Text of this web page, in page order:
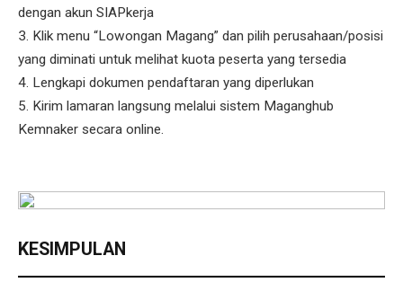
dengan akun SIAPkerja
3. Klik menu “Lowongan Magang” dan pilih perusahaan/posisi
yang diminati untuk melihat kuota peserta yang tersedia
4. Lengkapi dokumen pendaftaran yang diperlukan
5. Kirim lamaran langsung melalui sistem Maganghub
Kemnaker secara online.
KESIMPULAN